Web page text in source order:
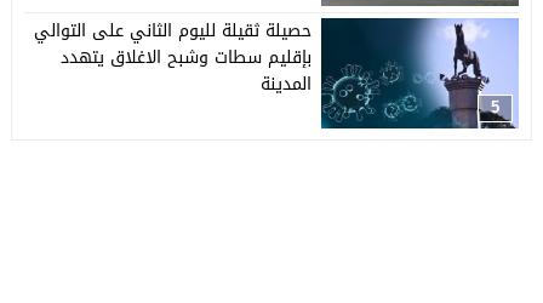
5
حصيلة ثقيلة لليوم الثاني على التوالي
بإقليم سطات وشبح الاغلاق يتهدد
المدينة